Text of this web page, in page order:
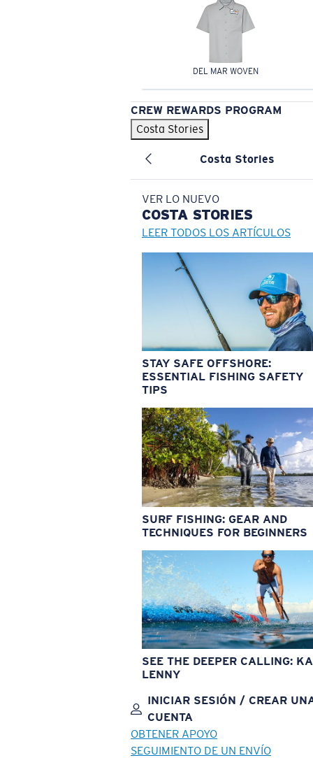
DEL MAR WOVEN
CREW REWARDS PROGRAM
Costa Stories
Costa Stories
VER LO NUEVO
COSTA STORIES
LEER TODOS LOS ARTÍCULOS
STAY SAFE OFFSHORE:
ESSENTIAL FISHING SAFETY
TIPS
SURF FISHING: GEAR AND
TECHNIQUES FOR BEGINNERS
SEE THE DEEPER CALLING:
LENNY
INICIAR SESIÓN / CREAR
CUENTA
OBTENER APOYO
SEGUIMIENTO DE UN ENVÍO